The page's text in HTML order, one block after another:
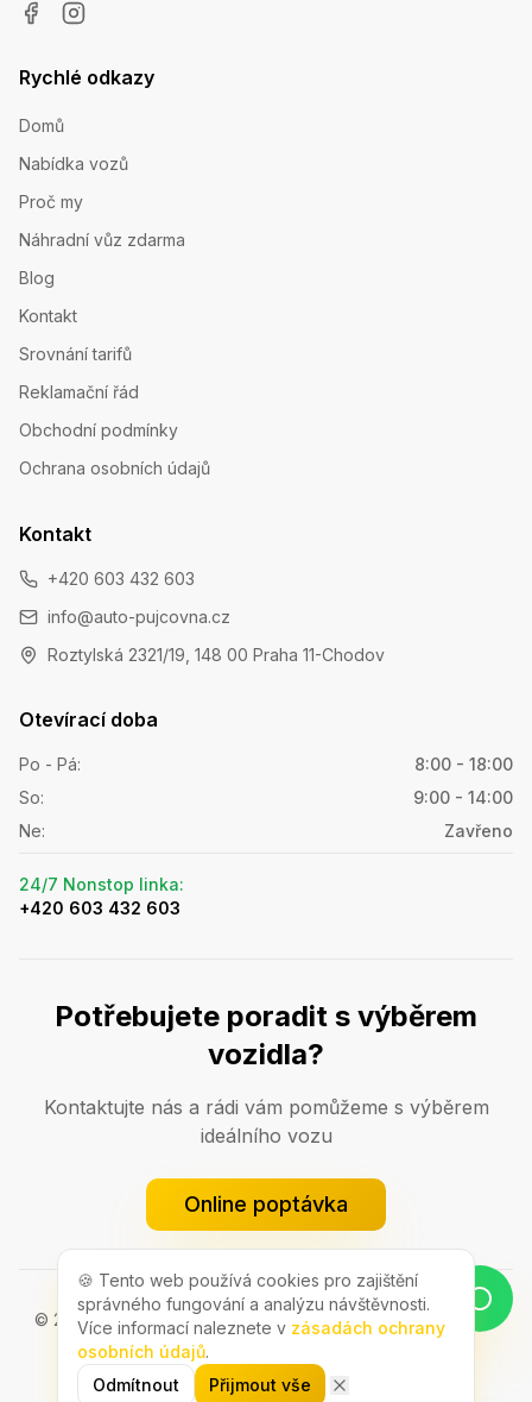
Rychlé odkazy
Domů
Nabídka vozů
Proč my
Náhradní vůz zdarma
Blog
Kontakt
Srovnání tarifů
Reklamační řád
Obchodní podmínky
Ochrana osobních údajů
Kontakt
+420 603 432 603
info@auto-pujcovna.cz
Roztylská 2321/19, 148 00 Praha 11-Chodov
Otevírací doba
Po - Pá:
8:00 - 18:00
So:
9:00 - 14:00
Ne: Zavřeno
24/7 Nonstop linka:
+420 603 432 603
Potřebujete poradit s výběrem
vozidla?
Kontaktujte nás a rádi vám pomůžeme s výběrem
ideálního vozu
Online poptávka
© 2009–2026 BINGO Autopůjčovna Praha
Všechna práva
Developed by
MarketingExperts
🍪 Tento web používá cookies pro zajištění
správného fungování a analýzu návštěvnosti.
Více informací naleznete v zásadách ochrany
osobních údajů.
Odmítnout
Přijmout vše